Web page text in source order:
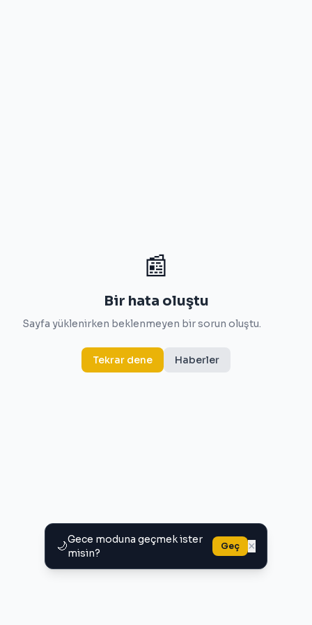
🌙Gece moduna geçmek ister
misin?
Geç ×
📰
Bir hata oluştu
Sayfa yüklenirken beklenmeyen bir sorun oluştu.
Tekrar dene Haberler